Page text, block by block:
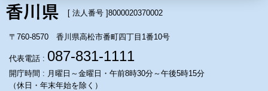
[ 法人番号 ]8000020370002
〒760-8570 香川県高松市番町四丁目1番10号
代表電話 : 087-831-1111
開庁時間 : 月曜日～金曜日・午前8時30分～午後5時15分
（休日・年末年始を除く）